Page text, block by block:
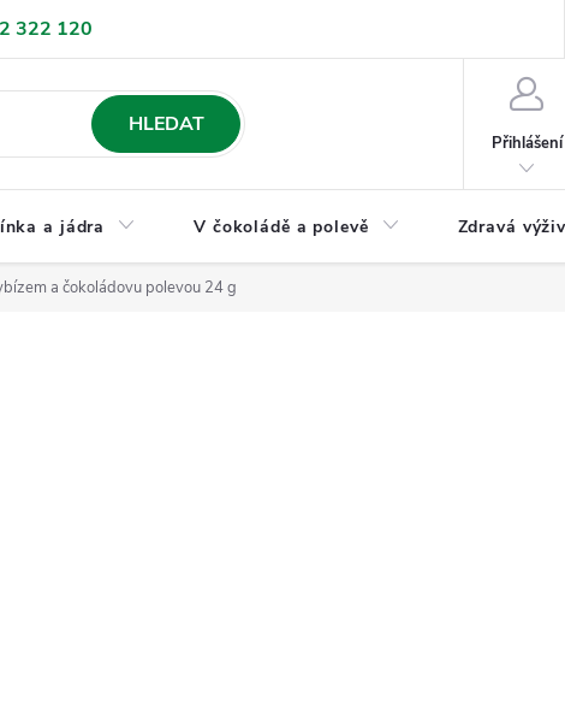
322 120Jak nakupovat
HLEDAT
Přihlášení
a jádra V čokoládě a polevě Zdravá
a čokoládovu polevou 24 g